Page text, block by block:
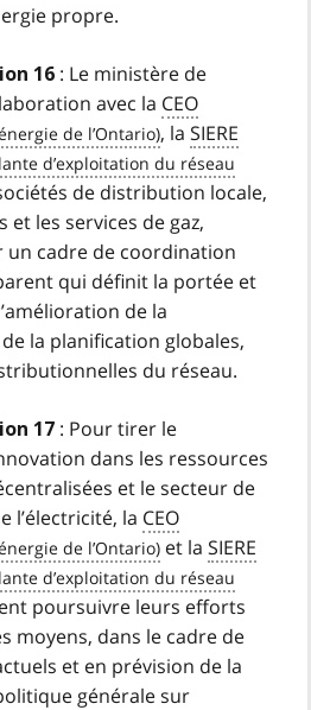
propre.
16 : Le ministère de
avec la CEO
, la SIERE
de distribution locale,
et les services de gaz,
un cadre de coordination
qui définit la portée et
de la
la planification globales,
du réseau.
17 : Pour tirer le
dans les ressources
et le secteur de
l’électricité, la CEO
et la SIERE
poursuivre leurs efforts
moyens, dans le cadre de
et en prévision de la
générale sur